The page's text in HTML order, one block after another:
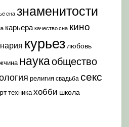
сна знаменитости
карьера качество сна кино
курьез любовь
наукаобщество
религия свадьба секс
техникахобби школа